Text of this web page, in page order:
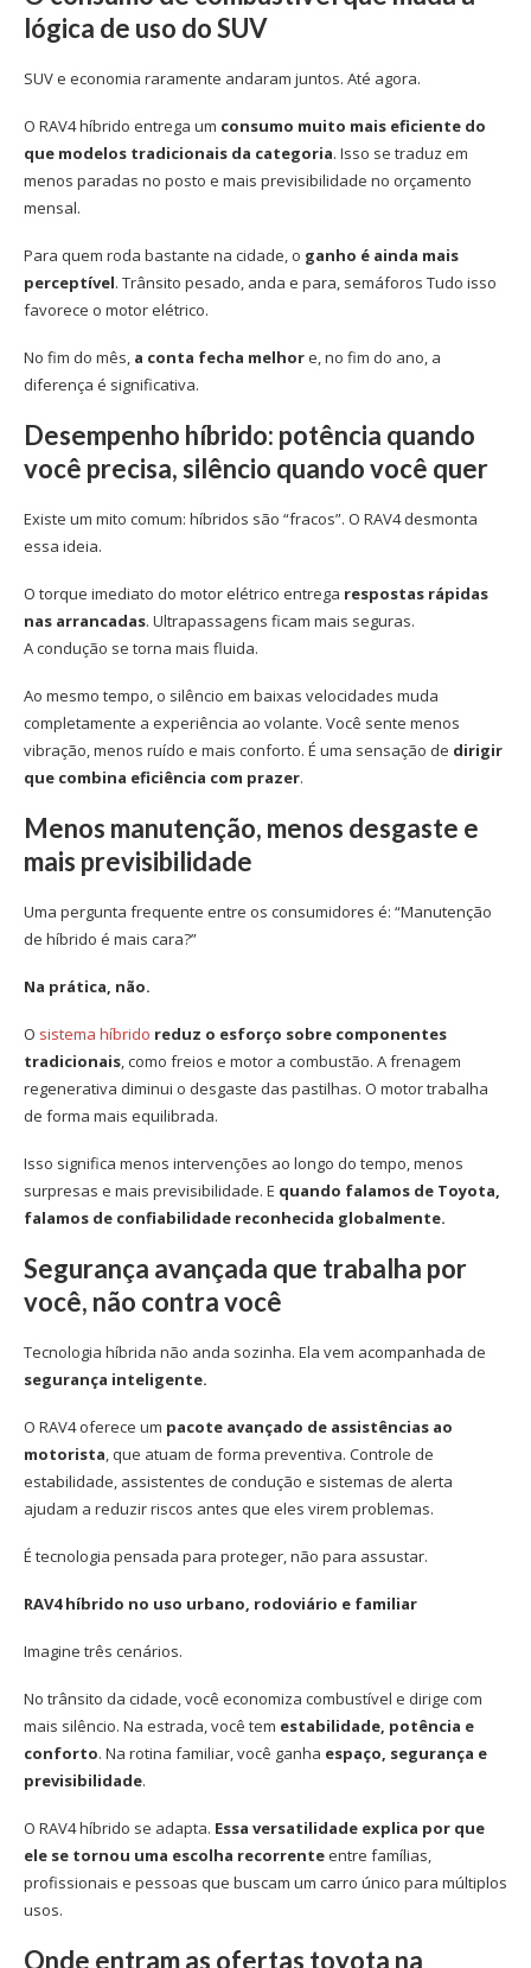
lógica de uso do SUV
SUV e economia raramente andaram juntos. Até agora.
O RAV4 híbrido entrega um consumo muito mais eficiente do
que modelos tradicionais da categoria. Isso se traduz em
menos paradas no posto e mais previsibilidade no orçamento
mensal.
Para quem roda bastante na cidade, o ganho é ainda mais
perceptível. Trânsito pesado, anda e para, semáforos Tudo isso
favorece o motor elétrico.
No fim do mês, a conta fecha melhore, no fim do ano, a
diferença é significativa.
Desempenho híbrido: potência quando
você precisa, silêncio quando você quer
Existe um mito comum: híbridos são “fracos”. O RAV4 desmonta
essa ideia.
O torque imediato do motor elétrico entrega respostas rápidas
nas arrancadas. Ultrapassagens ficam mais seguras.
A condução se torna mais fluida.
Ao mesmo tempo, o silêncio em baixas velocidades muda
completamente a experiência ao volante. Você sente menos
vibração, menos ruído e mais conforto. É uma sensação de dirigir
que combina eficiência com prazer.
Menos manutenção, menos desgaste e
mais previsibilidade
Uma pergunta frequente entre os consumidores é: “Manutenção
de híbrido é mais cara?”
Na prática, não.
O sistema híbrido reduz o esforço sobre componentes
tradicionais, como freios e motor a combustão. A frenagem
regenerativa diminui o desgaste das pastilhas. O motor trabalha
de forma mais equilibrada.
Isso significa menos intervenções ao longo do tempo, menos
surpresas e mais previsibilidade. E quando falamos de Toyota,
falamos de confiabilidade reconhecida globalmente.
Segurança avançada que trabalha por
você, não contra você
Tecnologia híbrida não anda sozinha. Ela vem acompanhada de
segurança inteligente.
O RAV4 oferece um pacote avançado de assistências ao
motorista, que atuam de forma preventiva. Controle de
estabilidade, assistentes de condução e sistemas de alerta
ajudam a reduzir riscos antes que eles virem problemas.
É tecnologia pensada para proteger, não para assustar.
RAV4 híbrido no uso urbano, rodoviário e familiar
Imagine três cenários.
No trânsito da cidade, você economiza combustível e dirige com
mais silêncio. Na estrada, você tem estabilidade, potência e
conforto. Na rotina familiar, você ganha espaço, segurança e
previsibilidade.
O RAV4 híbrido se adapta. Essa versatilidade explica por que
ele se tornou uma escolha recorrenteentre famílias,
profissionais e pessoas que buscam um carro único para múltiplos
usos.
Onde entram as ofertas toyota na